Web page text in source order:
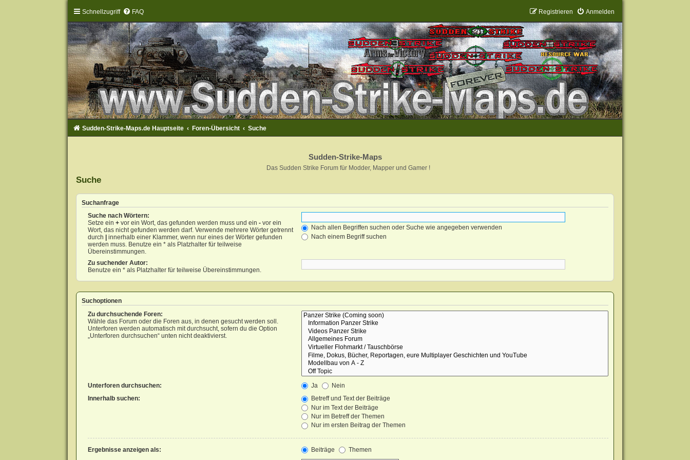
Schnellzugriff FAQ Anmelden
Registrieren
Sudden-Strike-Maps.de Hauptseite Foren-Übersicht Suche
Sudden-Strike-Maps
Das Sudden Strike Forum für Modder, Mapper und Gamer !
Suche
Suchanfrage
Suche nach Wörtern:
Setze ein +vor ein Wort, das gefunden werden muss und ein -vor ein
Wort, das nicht gefunden werden darf. Verwende mehrere Wörter getrennt
durch
innerhalb einer Klammer, wenn nur eines der Wörter gefunden
werden muss. Benutze ein * als Platzhalter für teilweise
Übereinstimmungen.
Nach allen Begriffen suchen oder Suche wie angegeben verwenden
Nach einem Begriff suchen
Zu suchender Autor:
Benutze ein * als Platzhalter für teilweise Übereinstimmungen.
Suchoptionen
Zu durchsuchende Foren:
Wähle das Forum oder die Foren aus, in denen gesucht werden soll.
Unterforen werden automatisch mit durchsucht, sofern du die Option
„Unterforen durchsuchen“ unten nicht deaktivierst.
Unterforen durchsuchen: Ja
Nein
Innerhalb suchen:
Betreff und Text der Beiträge
Nur im Text der Beiträge
Nur im Betreff der Themen
Nur im ersten Beitrag der Themen
Ergebnisse anzeigen als: Beiträge
Themen